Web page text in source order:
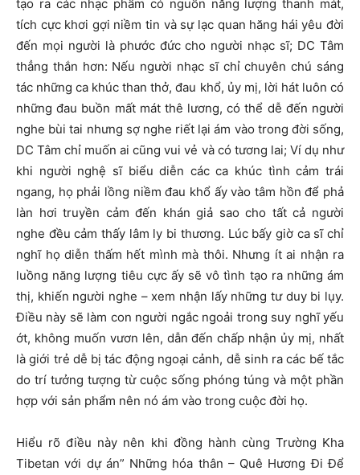
tạo ra các nhạc phẩm có nguồn năng lượng thanh mát,
tích cực khơi gợi niềm tin và sự lạc quan hăng hái yêu đời
đến mọi người là phước đức cho người nhạc sĩ; DC Tâm
thẳng thắn hơn: Nếu người nhạc sĩ chỉ chuyên chú sáng
tác những ca khúc than thở, đau khổ, ủy mị, lời hát luôn có
những đau buồn mất mát thê lương, có thể dễ đến người
nghe bùi tai nhưng sợ nghe riết lại ám vào trong đời sống,
DC Tâm chỉ muốn ai cũng vui vẻ và có tương lai; Ví dụ như
khi người nghệ sĩ biểu diễn các ca khúc tình cảm trái
ngang, họ phải lồng niềm đau khổ ấy vào tâm hồn để phả
làn hơi truyền cảm đến khán giả sao cho tất cả người
nghe đều cảm thấy lâm ly bi thương. Lúc bấy giờ ca sĩ chỉ
nghĩ họ diễn thấm hết mình mà thôi. Nhưng ít ai nhận ra
luồng năng lượng tiêu cực ấy sẽ vô tình tạo ra những ám
thị, khiến người nghe – xem nhận lấy những tư duy bi lụy.
Điều này sẽ làm con người ngắc ngoải trong suy nghĩ yếu
ớt, không muốn vươn lên, dẫn đến chấp nhận ủy mị, nhất
là giới trẻ dễ bị tác động ngoại cảnh, dễ sinh ra các bế tắc
do trí tưởng tượng từ cuộc sống phóng túng và một phần
hợp với sản phẩm nên nó ám vào trong cuộc đời họ.
Hiểu rõ điều này nên khi đồng hành cùng Trường Kha
Tibetan với dự án” Những hóa thân – Quê Hương Đi Để